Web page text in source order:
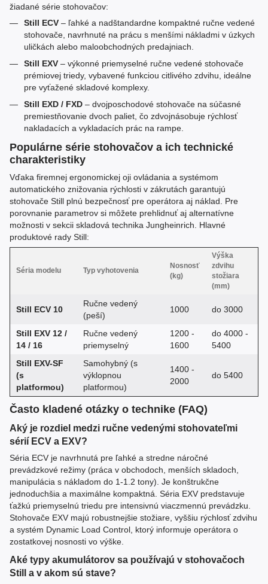
žiadané série stohovačov:
Still ECV – ľahké a nadštandardne kompaktné ručne vedené
stohovače, navrhnuté na prácu s menšími nákladmi v úzkych
uličkách alebo maloobchodných predajniach.
Still EXV – výkonné priemyselné ručne vedené stohovače
prémiovej triedy, vybavené funkciou citlivého zdvihu, ideálne
pre vyťažené skladové komplexy.
Still EXD / FXD – dvojposchodové stohovače na súčasné
premiestňovanie dvoch paliet, čo zdvojnásobuje rýchlosť
nakladacích a vykladacích prác na rampe.
Populárne série stohovačov a ich technické
charakteristiky
Vďaka firemnej ergonomickej oji ovládania a systémom
automatického znižovania rýchlosti v zákrutách garantujú
stohovače Still plnú bezpečnosť pre operátora aj náklad. Pre
porovnanie parametrov si môžete prehlidnuť aj alternatívne
možnosti v sekcii skladová technika Jungheinrich. Hlavné
produktové rady Still:
Séria modelu Typ vyhotovenia
Nosnosť
(kg)
Výška
zdvihu
stožiara
(mm)
Still ECV 10
Ručne vedený
(peší)
1000 do 3000
Still EXV 12 /
14 / 16
Ručne vedený
priemyselný
1200 -
1600
do 4000 -
5400
Still EXV-SF
(s
platformou)
Samohybný (s
výklopnou
platformou)
1400 -
2000
do 5400
Často kladené otázky o technike (FAQ)
Aký je rozdiel medzi ručne vedenými stohovateľmi
sérií ECV a EXV?
Séria ECV je navrhnutá pre ľahké a stredne náročné
prevádzkové režimy (práca v obchodoch, menších skladoch,
manipulácia s nákladom do 1-1.2 tony). Je konštrukčne
jednoduchšia a maximálne kompaktná. Séria EXV predstavuje
ťažkú priemyselnú triedu pre intensivnú viaczmennú prevádzku.
Stohovače EXV majú robustnejšie stožiare, vyššiu rýchlosť zdvihu
a systém Dynamic Load Control, ktorý informuje operátora o
zostatkovej nosnosti vo výške.
Aké typy akumulátorov sa používajú v stohovačoch
Still a v akom sú stave?